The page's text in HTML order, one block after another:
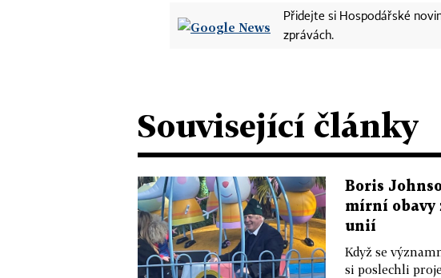
Přidejte si Hospodářské
zprávách.
Související články
Boris
mírní obavy
unií
Když se
si poslechli